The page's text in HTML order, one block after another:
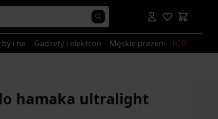
i nerkiGadżety i elektronikaMęskie prezenty B2B
hamaka ultralight